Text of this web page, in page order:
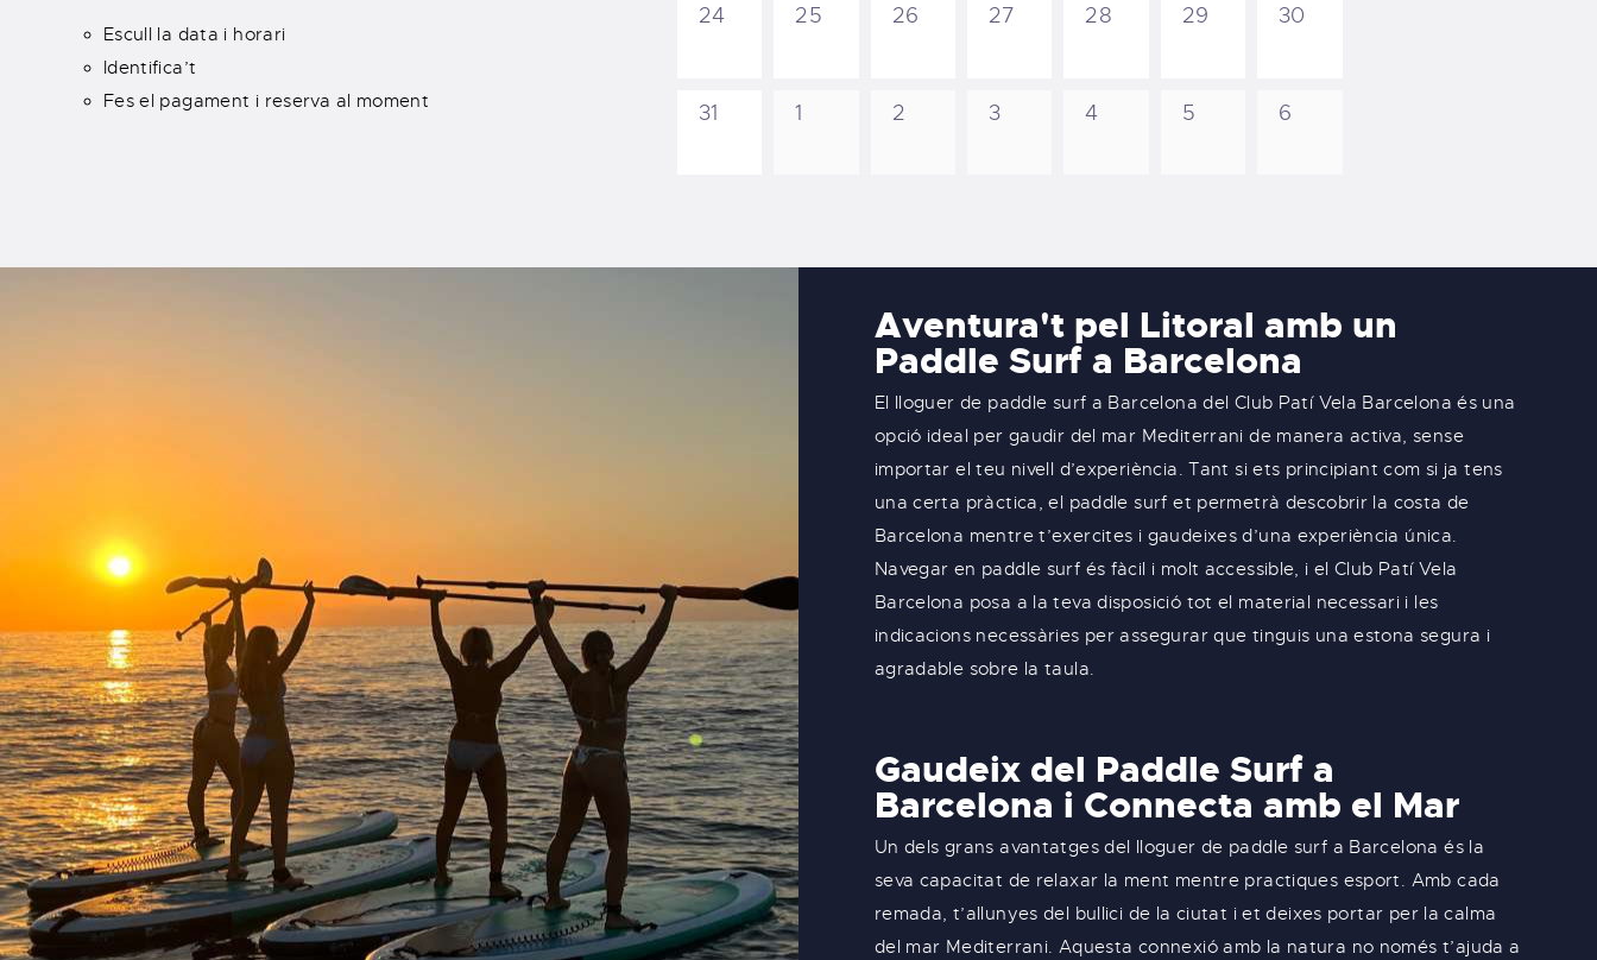
Escull la data i horari
Identifica’t
Fes el pagament i reserva al moment
24 25 26 27 28 29 30
31 1 2 3 4 5 6
Aventura't pel Litoral amb un
Paddle Surf a Barcelona
El lloguer de paddle surf a Barcelona del Club Patí Vela Barcelona és una
opció ideal per gaudir del mar Mediterrani de manera activa, sense
importar el teu nivell d’experiència. Tant si ets principiant com si ja tens
una certa pràctica, el paddle surf et permetrà descobrir la costa de
Barcelona mentre t’exercites i gaudeixes d’una experiència única.
Navegar en paddle surf és fàcil i molt accessible, i el Club Patí Vela
Barcelona posa a la teva disposició tot el material necessari i les
indicacions necessàries per assegurar que tinguis una estona segura i
agradable sobre la taula.
Gaudeix del Paddle Surf a
Barcelona i Connecta amb el Mar ​
Un dels grans avantatges del lloguer de paddle surf a Barcelona és la
seva capacitat de relaxar la ment mentre practiques esport. Amb cada
remada, t’allunyes del bullici de la ciutat i et deixes portar per la calma
del mar Mediterrani. Aquesta connexió amb la natura no només t’ajuda a